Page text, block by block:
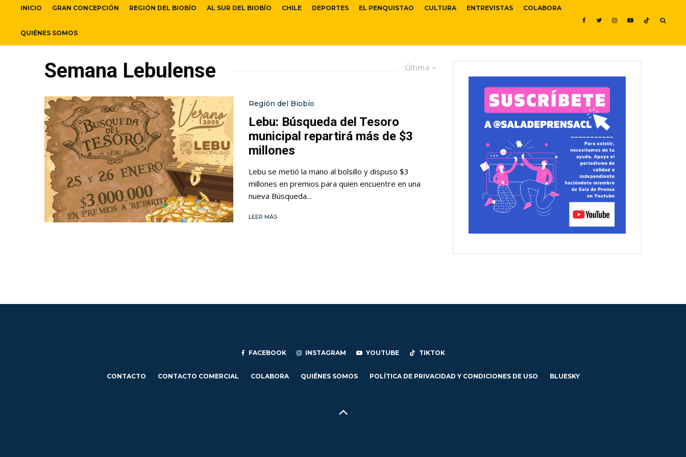
INICIO GRAN CONCEPCIÓN REGIÓN DEL BIOBÍO AL SUR DEL BIOBÍO CHILE DEPORTES EL PENQUISTAO CULTURA ENTREVISTAS COLABORA
QUIÉNES SOMOS
Última
Semana Lebulense
Región del Biobío
Lebu: Búsqueda del Tesoro
municipal repartirá más de $3
millones
Lebu se metió la mano al bolsillo y dispuso $3
millones en premios para quien encuentre en una
nueva Búsqueda...
LEER MÁS
FACEBOOK INSTAGRAM YOUTUBE TIKTOK
CONTACTO CONTACTO COMERCIAL COLABORA QUIÉNES SOMOS POLÍTICA DE PRIVACIDAD Y CONDICIONES DE USO BLUESKY